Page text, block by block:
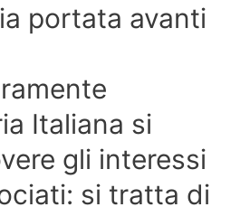
portata avanti
Italiana si
gli interessi
si tratta di